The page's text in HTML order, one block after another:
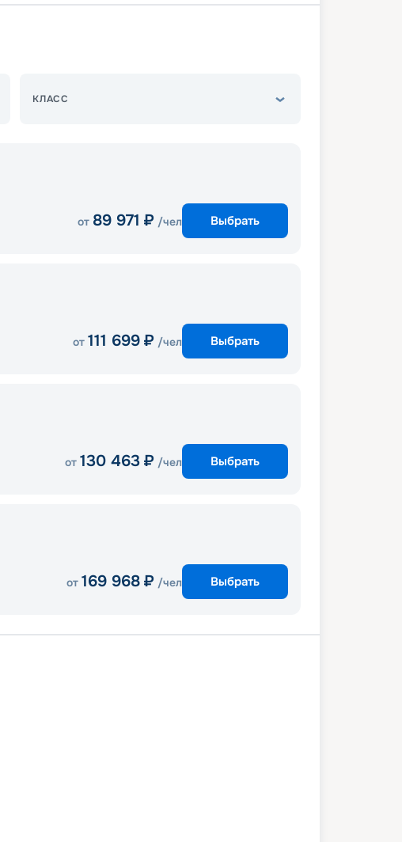
КЛАСС
от 89 971 ₽ /чел Выбрать
от 111 699 ₽ /чел Выбрать
от 130 463 ₽ /чел Выбрать
от 169 968 ₽ /чел Выбрать